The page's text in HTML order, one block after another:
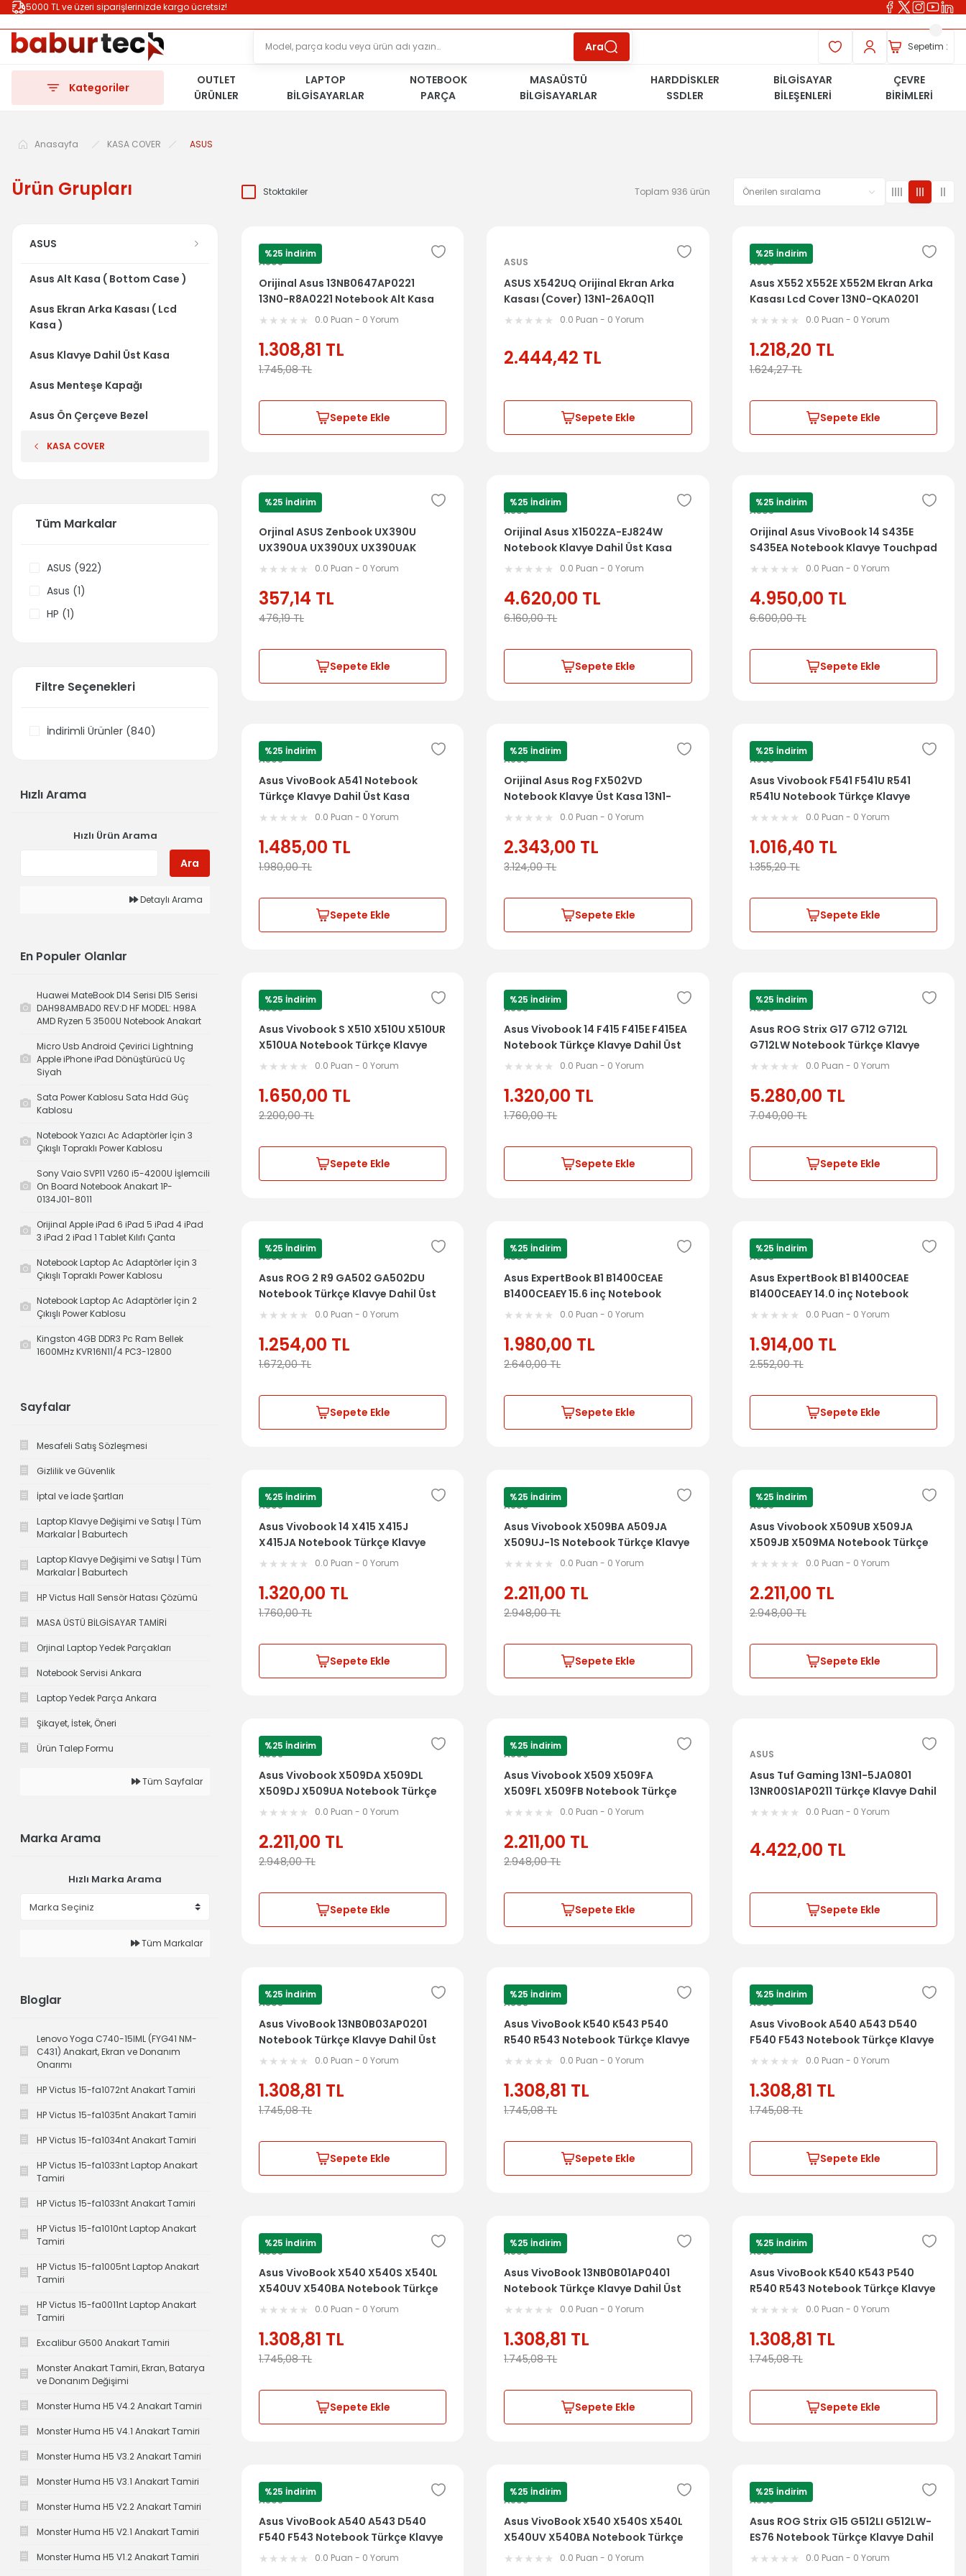
5000 TL ve üzeri siparişlerinizde kargo ücretsiz!
ÜCRETSİZ TESLİMAT İMKANIKOŞULSUZ İADE
HAKKISÜRDÜRÜLEBİLİR ÜRÜNLER
Ara Sepetim :
Kategoriler
OUTLET
ÜRÜNLER
LAPTOP
BİLGİSAYARLAR
NOTEBOOK
PARÇA
MASAÜSTÜ
BİLGİSAYARLAR
HARDDİSKLER
SSDLER
BİLGİSAYAR
BİLEŞENLERİ
ÇEVRE
BİRİMLERİ
Anasayfa KASA COVER ASUS
Ürün Grupları
ASUS
Asus Alt Kasa ( Bottom Case )
Asus Ekran Arka Kasası ( Lcd
Kasa )
Asus Klavye Dahil Üst Kasa
Asus Menteşe Kapağı
Asus Ön Çerçeve Bezel
KASA COVER
Tüm Markalar
ASUS (922)
Asus (1)
HP (1)
Filtre Seçenekleri
İndirimli Ürünler (840)
Hızlı Arama
Hızlı Ürün Arama
Ara
Detaylı Arama
En Populer Olanlar
Huawei MateBook D14 Serisi D15 Serisi
DAH98AMBAD0 REV:D HF MODEL: H98A
AMD Ryzen 5 3500U Notebook Anakart
Micro Usb Android Çevirici Lightning
Apple iPhone iPad Dönüştürücü Uç
Siyah
Sata Power Kablosu Sata Hdd Güç
Kablosu
Notebook Yazıcı Ac Adaptörler İçin 3
Çıkışlı Topraklı Power Kablosu
Sony Vaio SVP11 V260 i5-4200U İşlemcili
On Board Notebook Anakart 1P-
0134J01-8011
Orijinal Apple iPad 6 iPad 5 iPad 4 iPad
3 iPad 2 iPad 1 Tablet Kılıfı Çanta
Notebook Laptop Ac Adaptörler İçin 3
Çıkışlı Topraklı Power Kablosu
Notebook Laptop Ac Adaptörler İçin 2
Çıkışlı Power Kablosu
Kingston 4GB DDR3 Pc Ram Bellek
1600MHz KVR16N11/4 PC3-12800
Sayfalar
Mesafeli Satış Sözleşmesi
Gizlilik ve Güvenlik
İptal ve İade Şartları
Laptop Klavye Değişimi ve Satışı | Tüm
Markalar | Baburtech
Laptop Klavye Değişimi ve Satışı | Tüm
Markalar | Baburtech
HP Victus Hall Sensör Hatası Çözümü
MASA ÜSTÜ BİLGİSAYAR TAMİRİ
Orjinal Laptop Yedek Parçakları
Notebook Servisi Ankara
Laptop Yedek Parça Ankara
Şikayet, İstek, Öneri
Ürün Talep Formu
Tüm Sayfalar
Marka Arama
Hızlı Marka Arama
Tüm Markalar
Bloglar
Lenovo Yoga C740-15IML (FYG41 NM-
C431) Anakart, Ekran ve Donanım
Onarımı
HP Victus 15-fa1072nt Anakart Tamiri
HP Victus 15-fa1035nt Anakart Tamiri
HP Victus 15-fa1034nt Anakart Tamiri
HP Victus 15-fa1033nt Laptop Anakart
Tamiri
HP Victus 15-fa1033nt Anakart Tamiri
HP Victus 15-fa1010nt Laptop Anakart
Tamiri
HP Victus 15-fa1005nt Laptop Anakart
Tamiri
HP Victus 15-fa0011nt Laptop Anakart
Tamiri
Excalibur G500 Anakart Tamiri
Monster Anakart Tamiri, Ekran, Batarya
ve Donanım Değişimi
Monster Huma H5 V4.2 Anakart Tamiri
Monster Huma H5 V4.1 Anakart Tamiri
Monster Huma H5 V3.2 Anakart Tamiri
Monster Huma H5 V3.1 Anakart Tamiri
Monster Huma H5 V2.2 Anakart Tamiri
Monster Huma H5 V2.1 Anakart Tamiri
Monster Huma H5 V1.2 Anakart Tamiri
Stoktakiler Toplam 936 ürün
%25 İndirim
ASUS
Orijinal Asus 13NB0647AP0221
13N0-R8A0221 Notebook Alt Kasa
Bottom Case0.0 Puan - 0 Yorum
1.308,81 TL
1.745,08TL
Sepete Ekle
ASUS
ASUS X542UQ Orijinal Ekran Arka
Kasası (Cover) 13N1-26A0Q11
0.0 Puan - 0 Yorum
2.444,42 TL
Sepete Ekle
%25 İndirim
ASUS
Asus X552 X552E X552M Ekran Arka
Kasası Lcd Cover 13N0-QKA0201
0.0 Puan - 0 Yorum
1.218,20 TL
1.624,27TL
Sepete Ekle
%25 İndirim
Orjinal ASUS Zenbook UX390U
UX390UA UX390UX UX390UAK
TRACKPAD TOUCHPAD
0.0 Puan - 0 Yorum
357,14 TL
476,19TL
Sepete Ekle
%25 İndirim
ASUS
Orijinal Asus X1502ZA-EJ824W
Notebook Klavye Dahil Üst Kasa
13N1-EDA0F11 13N1-EDA0101
0.0 Puan - 0 Yorum
4.620,00 TL
6.160,00TL
Sepete Ekle
%25 İndirim
ASUS
Orijinal Asus VivoBook 14 S435E
S435EA Notebook Klavye Touchpad
Parmak İzi Dahil Üst Kasa 13N1-
0.0 Puan - 0 Yorum
4.950,00 TL
6.600,00TL
Sepete Ekle
%25 İndirim
ASUS
Asus VivoBook A541 Notebook
Türkçe Klavye Dahil Üst Kasa
13NB0HE1P021230.0 Puan - 0 Yorum
1.485,00 TL
1.980,00TL
Sepete Ekle
%25 İndirim
ASUS
Orijinal Asus Rog FX502VD
Notebook Klavye Üst Kasa 13N1-
0SA0611
0.0 Puan - 0 Yorum
2.343,00 TL
3.124,00TL
Sepete Ekle
%25 İndirim
ASUS
Asus Vivobook F541 F541U R541
R541U Notebook Türkçe Klavye
Dahil Üst Kasa 13NB0CG3AP1311
0.0 Puan - 0 Yorum
1.016,40 TL
1.355,20TL
Sepete Ekle
%25 İndirim
ASUS
Asus Vivobook S X510 X510U X510UR
X510UA Notebook Türkçe Klavye
Dahil Üst Kasa 39XKGTCJN10
0.0 Puan - 0 Yorum
1.650,00 TL
2.200,00TL
Sepete Ekle
%25 İndirim
ASUS
Asus Vivobook 14 F415 F415E F415EA
Notebook Türkçe Klavye Dahil Üst
Kasa 13N1-CFA0T010.0 Puan - 0 Yorum
1.320,00 TL
1.760,00TL
Sepete Ekle
%25 İndirim
ASUS
Asus ROG Strix G17 G712 G712L
G712LW Notebook Türkçe Klavye
Dahil Üst Kasa 6051B1404101
0.0 Puan - 0 Yorum
5.280,00 TL
7.040,00TL
Sepete Ekle
%25 İndirim
ASUS
Asus ROG 2 R9 GA502 GA502DU
Notebook Türkçe Klavye Dahil Üst
Kasa 13N1-8LA07010.0 Puan - 0 Yorum
1.254,00 TL
1.672,00TL
Sepete Ekle
%25 İndirim
ASUS
Asus ExpertBook B1 B1400CEAE
B1400CEAEY 15.6 inç Notebook
Türkçe Klavye Dahil Üst Kasa 13N1-
0.0 Puan - 0 Yorum
1.980,00 TL
2.640,00TL
Sepete Ekle
%25 İndirim
ASUS
Asus ExpertBook B1 B1400CEAE
B1400CEAEY 14.0 inç Notebook
Türkçe Klavye Dahil Üst Kasa 13N1-
0.0 Puan - 0 Yorum
1.914,00 TL
2.552,00TL
Sepete Ekle
%25 İndirim
ASUS
Asus Vivobook 14 X415 X415J
X415JA Notebook Türkçe Klavye
Dahil Üst Kasa 39XKUTAJN50
0.0 Puan - 0 Yorum
1.320,00 TL
1.760,00TL
Sepete Ekle
%25 İndirim
ASUS
Asus Vivobook X509BA A509JA
X509UJ-1S Notebook Türkçe Klavye
Dahil Üst Kasa 39XKRTAJN70
0.0 Puan - 0 Yorum
2.211,00 TL
2.948,00TL
Sepete Ekle
%25 İndirim
ASUS
Asus Vivobook X509UB X509JA
X509JB X509MA Notebook Türkçe
Klavye Dahil Üst Kasa
0.0 Puan - 0 Yorum
2.211,00 TL
2.948,00TL
Sepete Ekle
%25 İndirim
ASUS
Asus Vivobook X509DA X509DL
X509DJ X509UA Notebook Türkçe
Klavye Dahil Üst Kasa
0.0 Puan - 0 Yorum
2.211,00 TL
2.948,00TL
Sepete Ekle
%25 İndirim
ASUS
Asus Vivobook X509 X509FA
X509FL X509FB Notebook Türkçe
Klavye Dahil Üst Kasa
0.0 Puan - 0 Yorum
2.211,00 TL
2.948,00TL
Sepete Ekle
ASUS
Asus Tuf Gaming 13N1-5JA0801
13NR00S1AP0211 Türkçe Klavye Dahil
Üst Kasa
0.0 Puan - 0 Yorum
4.422,00 TL
Sepete Ekle
%25 İndirim
ASUS
Asus VivoBook 13NB0B03AP0201
Notebook Türkçe Klavye Dahil Üst
Kasa
0.0 Puan - 0 Yorum
1.308,81 TL
1.745,08TL
Sepete Ekle
%25 İndirim
ASUS
Asus VivoBook K540 K543 P540
R540 R543 Notebook Türkçe Klavye
Dahil Üst Kasa0.0 Puan - 0 Yorum
1.308,81 TL
1.745,08TL
Sepete Ekle
%25 İndirim
ASUS
Asus VivoBook A540 A543 D540
F540 F543 Notebook Türkçe Klavye
Dahil Üst Kasa0.0 Puan - 0 Yorum
1.308,81 TL
1.745,08TL
Sepete Ekle
%25 İndirim
ASUS
Asus VivoBook X540 X540S X540L
X540UV X540BA Notebook Türkçe
Klavye Dahil Üst Kasa
0.0 Puan - 0 Yorum
1.308,81 TL
1.745,08TL
Sepete Ekle
%25 İndirim
ASUS
Asus VivoBook 13NB0B01AP0401
Notebook Türkçe Klavye Dahil Üst
Kasa
0.0 Puan - 0 Yorum
1.308,81 TL
1.745,08TL
Sepete Ekle
%25 İndirim
ASUS
Asus VivoBook K540 K543 P540
R540 R543 Notebook Türkçe Klavye
Dahil Üst Kasa0.0 Puan - 0 Yorum
1.308,81 TL
1.745,08TL
Sepete Ekle
%25 İndirim
ASUS
Asus VivoBook A540 A543 D540
F540 F543 Notebook Türkçe Klavye
Dahil Üst Kasa0.0 Puan - 0 Yorum
%25 İndirim
ASUS
Asus VivoBook X540 X540S X540L
X540UV X540BA Notebook Türkçe
Klavye Dahil Üst Kasa
0.0 Puan - 0 Yorum
%25 İndirim
ASUS
Asus ROG Strix G15 G512LI G512LW-
ES76 Notebook Türkçe Klavye Dahil
Üst Kasa 6051B1400801
0.0 Puan - 0 Yorum